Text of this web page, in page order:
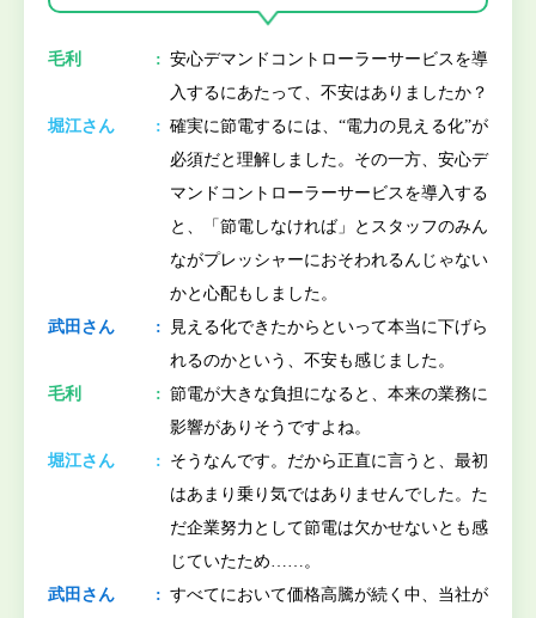
毛利
安心デマンドコントローラーサービスを導
入するにあたって、不安はありましたか？
堀江さん
確実に節電するには、“電力の見える化”が
必須だと理解しました。その一方、安心デ
マンドコントローラーサービスを導入する
と、「節電しなければ」とスタッフのみん
ながプレッシャーにおそわれるんじゃない
かと心配もしました。
武田さん
見える化できたからといって本当に下げら
れるのかという、不安も感じました。
毛利
節電が大きな負担になると、本来の業務に
影響がありそうですよね。
堀江さん
そうなんです。だから正直に言うと、最初
はあまり乗り気ではありませんでした。た
だ企業努力として節電は欠かせないとも感
じていたため……。
武田さん
すべてにおいて価格高騰が続く中、当社が